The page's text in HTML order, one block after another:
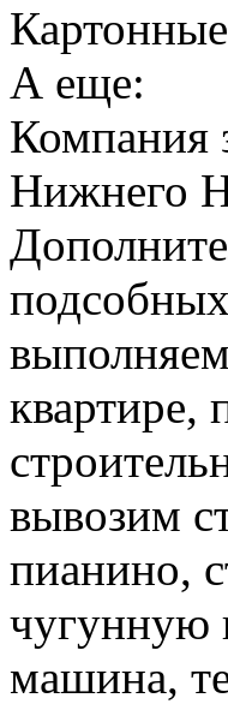
А еще:
Компания
Нижнего
квартире,
вывозим
пианино,
чугунную
машина,